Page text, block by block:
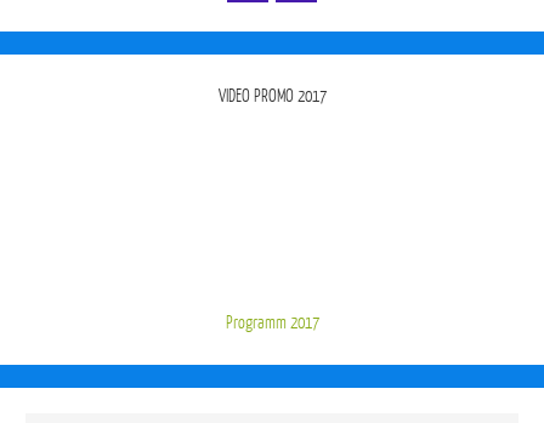
VIDEO PROMO 2017
Programm 2017